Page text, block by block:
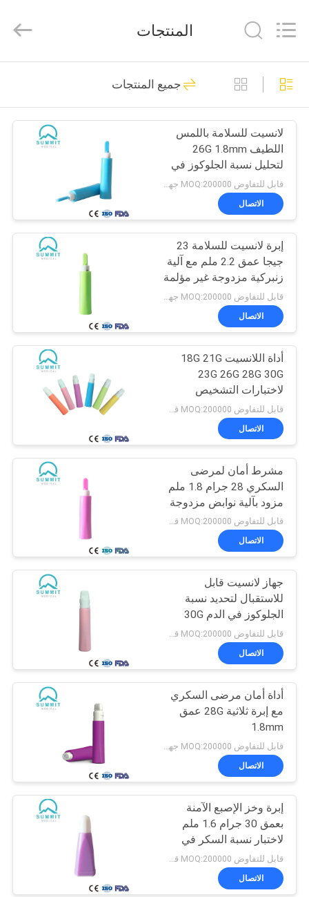
منزل،
بيت
منتجات
عرض
الواقع
الافتراضي
معلومات
جولة
المعمل
مراقبة
الجودة
اتصل
أخبار
حالات
خريطة
الموقع
PRIVACY
POLICY
Reserved.
لانسيت الدم الآمن
111
تويست الدم لانسيت
38
قلم لانسيت الدم
35
إبرة قلم الأنسولين
34
أنبوب جمع عينة الدم
8
شفرة مشرط جراحي
4
المنتجات
جميع المنتجات
لانسيت للسلامة باللمس
اللطيف 26G 1.8mm
لتحليل نسبة الجلوكوز في
الدم
قابل للتفاوض MOQ:200000 جهاز كمبيوتر شخصى
الاتصال
إبرة لانسيت للسلامة 23
جيجا عمق 2.2 ملم مع آلية
زنبركية مزدوجة غير مؤلمة
الاتصال
أداة اللانسيت 18G 21G
23G 26G 28G 30G
لاختبارات التشخيص
الاتصال
مشرط أمان لمرضى
السكري 28 جرام 1.8 ملم
مزود بآلية نوابض مزدوجة
غير مؤلم
قابل للتفاوض MOQ:200000 قطعة
الاتصال
جهاز لانسيت قابل
للاستقبال لتحديد نسبة
الجلوكوز في الدم 30G
1.5mm الوردي
قابل للتفاوض MOQ:200000 قطعة
الاتصال
أداة أمان مرضى السكري
مع إبرة ثلاثية 28G عمق
1.8mm
الاتصال
إبرة وخز الإصبع الآمنة
بعمق 30 جرام 1.6 ملم
لاختبار نسبة السكر في
الدم
الاتصال